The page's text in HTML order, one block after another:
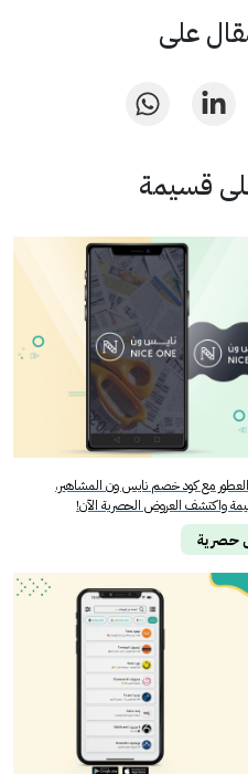
على
قسيمة
مع كود خصم نايس ون المشاهير،
واكتشف العروض الحصرية الآن!
حصرية